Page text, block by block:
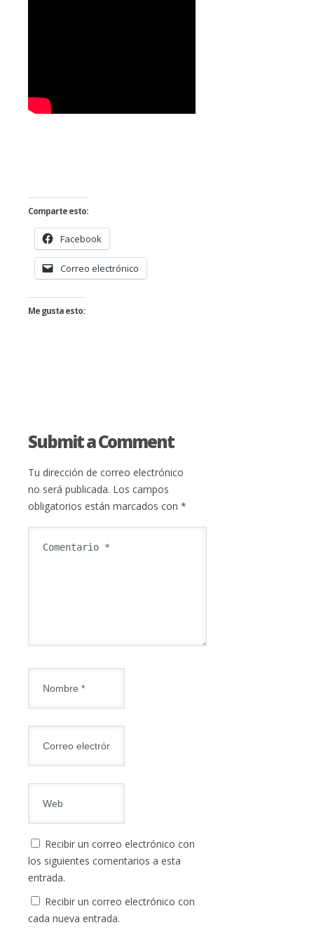
Comparte esto:
Facebook
Correo electrónico
Me gusta esto:
Submit a Comment
Tu dirección de correo electrónico
no será publicada. Los campos
obligatorios están marcados con *
Recibir un correo electrónico con
los siguientes comentarios a esta
entrada.
Recibir un correo electrónico con
cada nueva entrada.